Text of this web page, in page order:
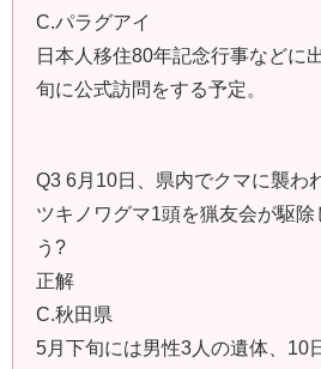
C.パラグアイ
日本人移住80年記念行事などに
旬に公式訪問をする予定。
Q3 6月10日、県内でクマに襲わ
ツキノワグマ1頭を猟友会が駆除
う?
正解
C.秋田県
5月下旬には男性3人の遺体、10